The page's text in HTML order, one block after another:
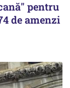
pentru
de amenzi